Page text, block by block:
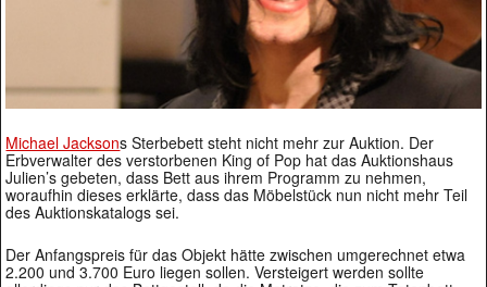
Michael Jacksons Sterbebett steht nicht mehr zur Auktion. Der
Erbverwalter des verstorbenen King of Pop hat das Auktionshaus
Julien’s gebeten, dass Bett aus ihrem Programm zu nehmen,
woraufhin dieses erklärte, dass das Möbelstück nun nicht mehr Teil
des Auktionskatalogs sei.
Der Anfangspreis für das Objekt hätte zwischen umgerechnet etwa
2.200 und 3.700 Euro liegen sollen. Versteigert werden sollte